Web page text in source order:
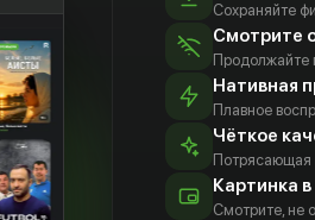
Джереми
Актёр
Сохраняйте
Смотрите
Продолжайте
Нативная
Плавное
Чёткое
Потрясающая
Картинка
Смотрите, не